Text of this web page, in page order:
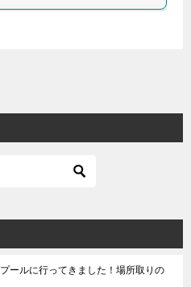
ールに行ってきました！場所取りの